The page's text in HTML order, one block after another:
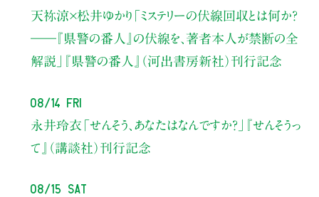
天祢涼×松井ゆかり 「ミステリーの伏線回収とは何か？
――『県警の番人』の伏線を、著者本人が禁断の全
解説」
『県警の番人』（河出書房新社）刊行記念
08/14 Fri
永井玲衣 「せんそう、あなたはなんですか？」
『せんそうっ
て』（講談社）刊行記念
08/15 Sat